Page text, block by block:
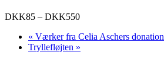
DKK85 – DKK550
« Værker fra Celia Aschers donation
Tryllefløjten »